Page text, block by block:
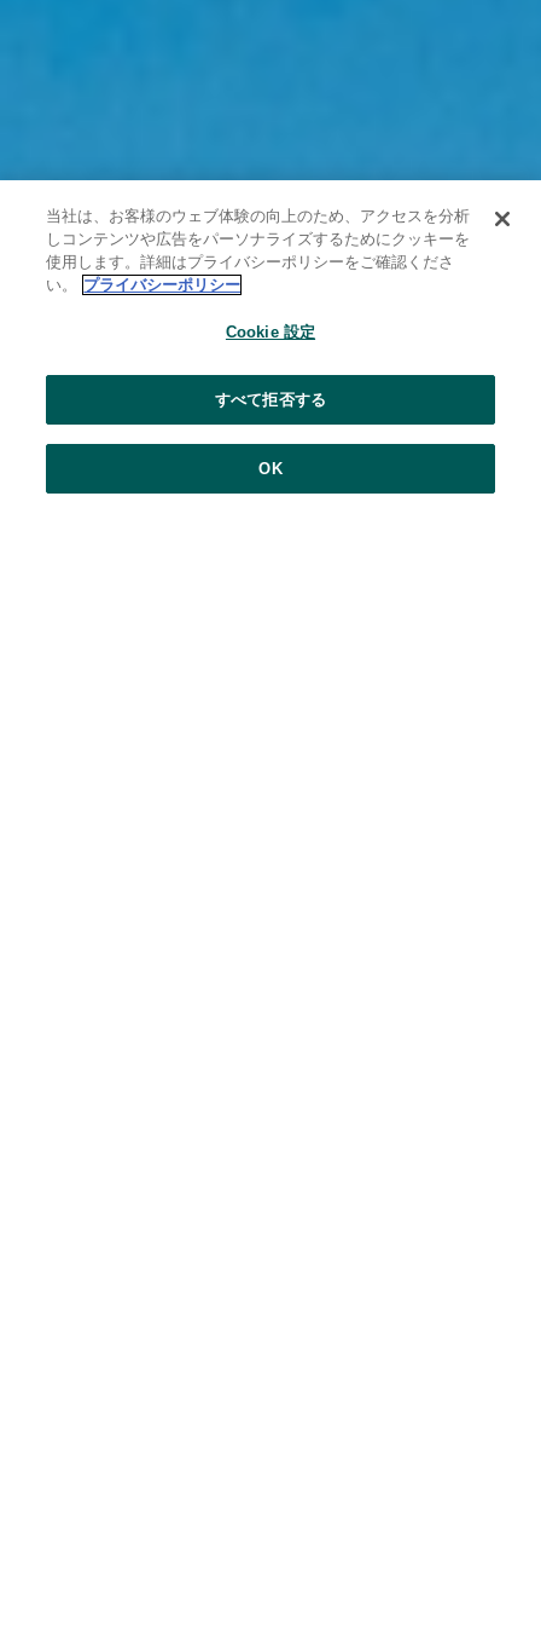
当社は、お客様のウェブ体験の向上のため、アクセスを分析
しコンテンツや広告をパーソナライズするためにクッキーを
使用します。詳細はプライバシーポリシーをご確認くださ
い。
プライバシーポリシー
Cookie 設定
すべて拒否する
OK